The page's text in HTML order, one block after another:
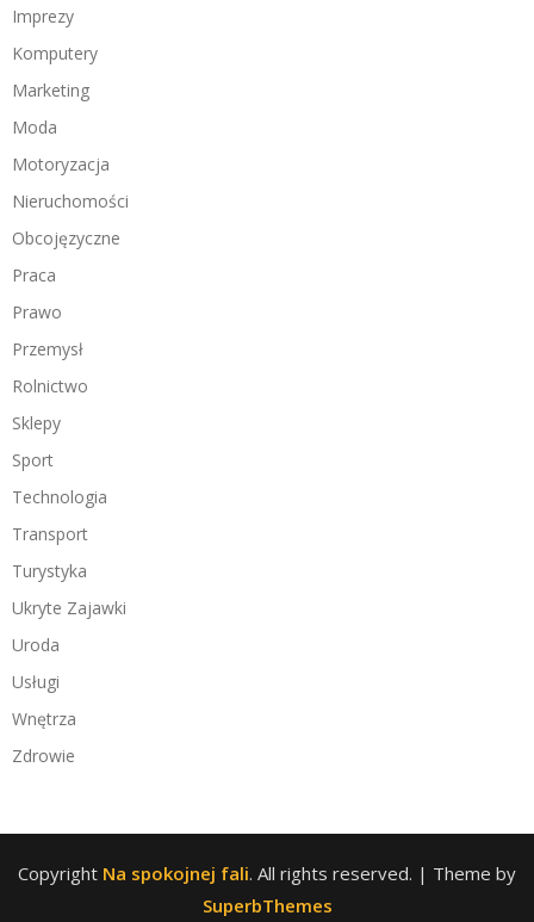
Imprezy
Komputery
Marketing
Moda
Motoryzacja
Nieruchomości
Obcojęzyczne
Praca
Prawo
Przemysł
Rolnictwo
Sklepy
Sport
Technologia
Transport
Turystyka
Ukryte Zajawki
Uroda
Usługi
Wnętrza
Zdrowie
Copyright Na spokojnej fali. All rights reserved. | Theme by
SuperbThemes